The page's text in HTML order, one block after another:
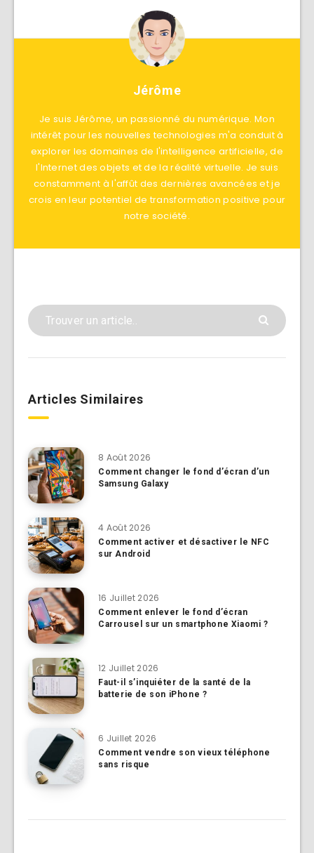
Jérôme
Je suis Jérôme, un passionné du numérique. Mon
intérêt pour les nouvelles technologies m'a conduit à
explorer les domaines de l'intelligence artificielle, de
l'Internet des objets et de la réalité virtuelle. Je suis
constamment à l'affût des dernières avancées et je
crois en leur potentiel de transformation positive pour
notre société.
Articles Similaires
8 Août 2026
Comment changer le fond d’écran d’un
Samsung Galaxy
4 Août 2026
Comment activer et désactiver le NFC
sur Android
16 Juillet 2026
Comment enlever le fond d’écran
Carrousel sur un smartphone Xiaomi ?
12 Juillet 2026
Faut-il s’inquiéter de la santé de la
batterie de son iPhone ?
6 Juillet 2026
Comment vendre son vieux téléphone
sans risque